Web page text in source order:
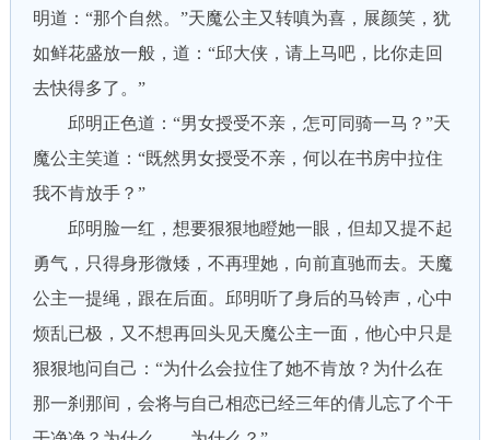
明道：“那个自然。”天魔公主又转嗔为喜，展颜笑，犹
如鲜花盛放一般，道：“邱大侠，请上马吧，比你走回
去快得多了。”
邱明正色道：“男女授受不亲，怎可同骑一马？”天
魔公主笑道：“既然男女授受不亲，何以在书房中拉住
我不肯放手？”
邱明脸一红，想要狠狠地瞪她一眼，但却又提不起
勇气，只得身形微矮，不再理她，向前直驰而去。天魔
公主一提绳，跟在后面。邱明听了身后的马铃声，心中
烦乱已极，又不想再回头见天魔公主一面，他心中只是
狠狠地问自己：“为什么会拉住了她不肯放？为什么在
那一刹那间，会将与自己相恋已经三年的倩儿忘了个干